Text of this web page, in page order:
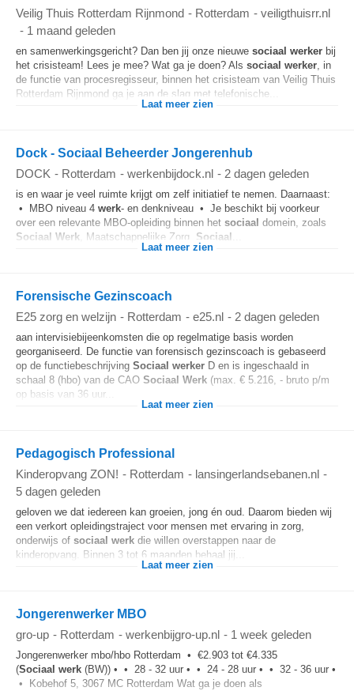
Veilig Thuis Rotterdam Rijnmond - Rotterdam - veiligthuisrr.nl
- 1 maand geleden
en samenwerkingsgericht? Dan ben jij onze nieuwe sociaal werker bij
het crisisteam! Lees je mee? Wat ga je doen? Als sociaal werker, in
de functie van procesregisseur, binnen het crisisteam van Veilig Thuis
Rotterdam Rijnmond ga je aan de slag met telefonische...
Laat meer zien
Dock - Sociaal Beheerder Jongerenhub
DOCK - Rotterdam - werkenbijdock.nl - 2 dagen geleden
is en waar je veel ruimte krijgt om zelf initiatief te nemen. Daarnaast:
• MBO niveau 4 werk- en denkniveau • Je beschikt bij voorkeur
over een relevante MBO-opleiding binnen het sociaal domein, zoals
Sociaal Werk , Maatschappelijke Zorg, Sociaal
Laat meer zien
Forensische Gezinscoach
E25 zorg en welzijn - Rotterdam - e25.nl - 2 dagen geleden
aan intervisiebijeenkomsten die op regelmatige basis worden
georganiseerd. De functie van forensisch gezinscoach is gebaseerd
op de functiebeschrijving Sociaal werker D en is ingeschaald in
schaal 8 (hbo) van de CAO Sociaal Werk (max. € 5.216, - bruto p/m
op basis van 36 uur...
Laat meer zien
Pedagogisch Professional
Kinderopvang ZON! - Rotterdam - lansingerlandsebanen.nl -
5 dagen geleden
geloven we dat iedereen kan groeien, jong én oud. Daarom bieden wij
een verkort opleidingstraject voor mensen met ervaring in zorg,
onderwijs of sociaal werk die willen overstappen naar de
kinderopvang. Binnen 3 tot 6 maanden behaal jij...
Laat meer zien
Jongerenwerker MBO
gro-up - Rotterdam - werkenbijgro-up.nl - 1 week geleden
Jongerenwerker mbo/hbo Rotterdam • €2.903 tot €4.335
(Sociaal werk (BW)) • • 28 - 32 uur • • 24 - 28 uur • • 32 - 36 uur •
• Kobehof 5, 3067 MC Rotterdam Wat ga je doen als